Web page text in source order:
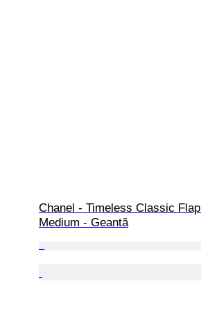
Chanel - Timeless Classic Flap
Medium - Geantă